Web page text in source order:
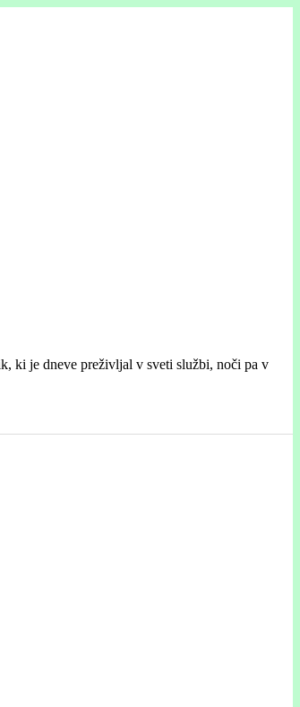
ki je dneve preživljal v sveti službi, noči pa v